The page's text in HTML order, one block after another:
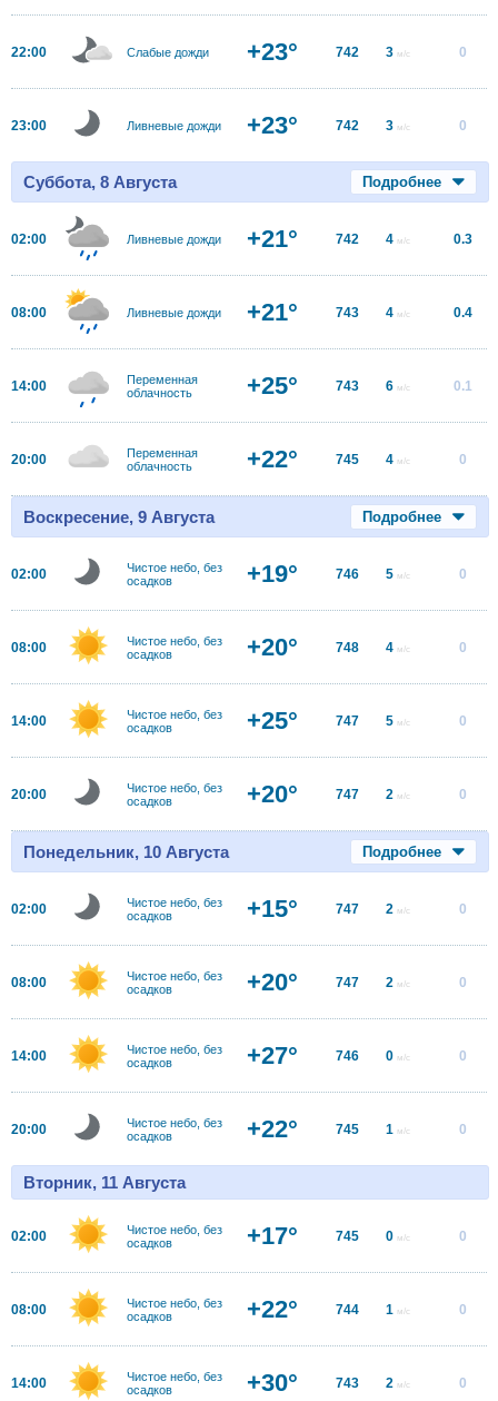
22:00 Слабые дожди +23° 742 3 м/с 0
23:00 Ливневые дожди +23° 742 3 м/с 0
Суббота, 8 Августа Подробнее
02:00 Ливневые дожди +21° 742 4 м/с 0.3
08:00 Ливневые дожди +21° 743 4 м/с 0.4
14:00
Переменная
облачность
+25° 743 6 м/с 0.1
20:00
Переменная
облачность
+22° 745 4 м/с 0
Воскресение, 9 Августа Подробнее
02:00
Чистое небо, без
осадков
+19° 746 5 м/с 0
08:00
Чистое небо, без
осадков
+20° 748 4 м/с 0
14:00
Чистое небо, без
осадков
+25° 747 5 м/с 0
20:00
Чистое небо, без
осадков
+20° 747 2 м/с 0
Понедельник, 10 Августа Подробнее
02:00
Чистое небо, без
осадков
+15° 747 2 м/с 0
08:00
Чистое небо, без
осадков
+20° 747 2 м/с 0
14:00
Чистое небо, без
осадков
+27° 746 0 м/с 0
20:00
Чистое небо, без
осадков
+22° 745 1 м/с 0
Вторник, 11 Августа
02:00
Чистое небо, без
осадков
+17° 745 0 м/с 0
08:00
Чистое небо, без
осадков
+22° 744 1 м/с 0
14:00
Чистое небо, без
осадков
+30° 743 2 м/с 0